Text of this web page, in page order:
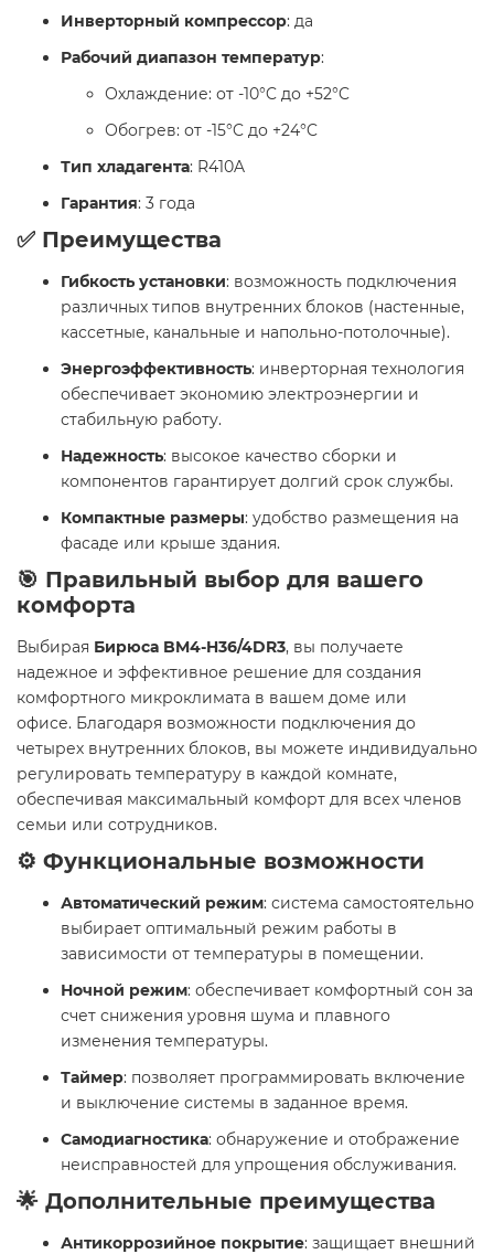
Инверторный компрессор: да
Рабочий диапазон температур:
Охлаждение: от -10°C до +52°C
Обогрев: от -15°C до +24°C
Тип хладагента: R410A
Гарантия: 3 года
✅ Преимущества
Гибкость установки: возможность подключения
различных типов внутренних блоков (настенные,
кассетные, канальные и напольно-потолочные).
Энергоэффективность: инверторная технология
обеспечивает экономию электроэнергии и
стабильную работу.
Надежность: высокое качество сборки и
компонентов гарантирует долгий срок службы.
Компактные размеры: удобство размещения на
фасаде или крыше здания.
🎯 Правильный выбор для вашего
комфорта
Выбирая Бирюса BM4-H36/4DR3, вы получаете
надежное и эффективное решение для создания
комфортного микроклимата в вашем доме или
офисе. Благодаря возможности подключения до
четырех внутренних блоков, вы можете индивидуально
регулировать температуру в каждой комнате,
обеспечивая максимальный комфорт для всех членов
семьи или сотрудников.
⚙️ Функциональные возможности
Автоматический режим: система самостоятельно
выбирает оптимальный режим работы в
зависимости от температуры в помещении.
Ночной режим: обеспечивает комфортный сон за
счет снижения уровня шума и плавного
изменения температуры.
Таймер: позволяет программировать включение
и выключение системы в заданное время.
Самодиагностика: обнаружение и отображение
неисправностей для упрощения обслуживания.
🌟 Дополнительные преимущества
Антикоррозийное покрытие: защищает внешний